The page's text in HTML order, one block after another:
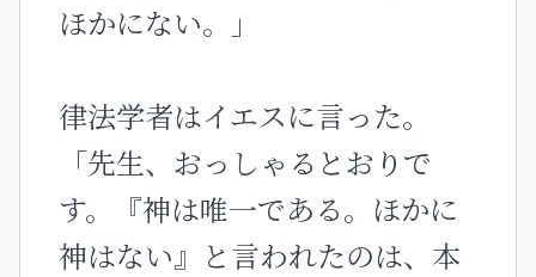
ほかにない。」
律法学者はイエスに言った。
「先生、おっしゃるとおりで
す。『神は唯一である。ほかに
神はない』と言われたのは、本